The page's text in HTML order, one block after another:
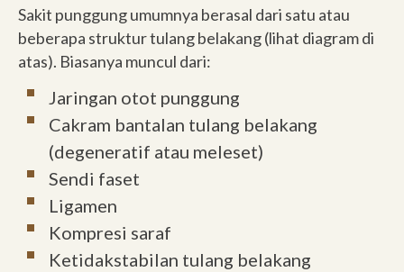
Sakit punggung umumnya berasal dari satu atau
beberapa struktur tulang belakang (lihat diagram di
atas). Biasanya muncul dari:
Jaringan otot punggung
Cakram bantalan tulang belakang
(degeneratif atau meleset)
Sendi faset
Ligamen
Kompresi saraf
Ketidakstabilan tulang belakang